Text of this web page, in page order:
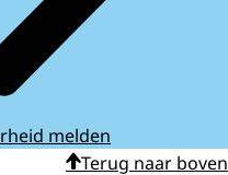
melden
Terug naar boven